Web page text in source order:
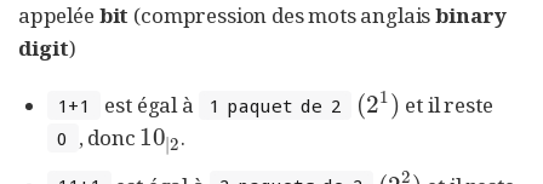
appelée bit (compression des mots anglaisbinary
digit)
1+1 est égal à 1 paquet de 2 (21 )
(21) et il reste
0 , donc 10|2
10|2.
2